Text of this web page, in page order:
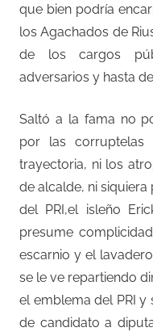
que bien podría
los Agachados de
de los cargos
adversarios y hasta
Saltó a la fama no
por las corruptelas
trayectoria, ni los
de alcalde, ni
del PRI,el isleño
presume
escarnio y el
se le ve repartiendo
el emblema del PRI
de candidato a